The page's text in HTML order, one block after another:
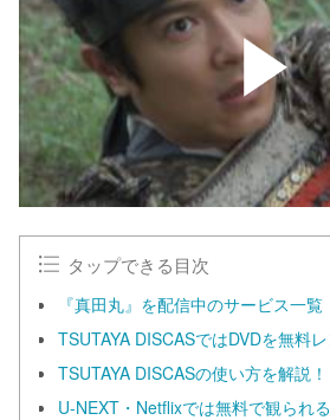
タップできる目次
『真田丸』を配信中のサービス一覧
TSUTAYA DISCASではDVDを無料
TSUTAYA DISCASの使い方を解説！
U-NEXT・Netflixでは無料で観られ